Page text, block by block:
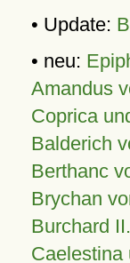
• Update:
• neu:
Amandus
Coprica
Balderich
Berthanc
Brychan
Burchard
Caelestina